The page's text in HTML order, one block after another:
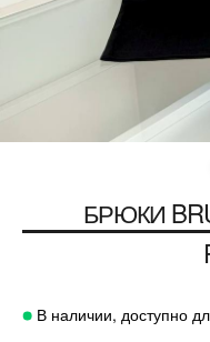
БРЮКИ
В наличии, доступно